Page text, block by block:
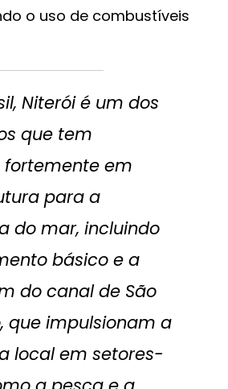
o uso de combustíveis
Niterói é um dos
que tem
fortemente em
para a
do mar, incluindo
básico e a
do canal de São
que impulsionam a
local em setores-